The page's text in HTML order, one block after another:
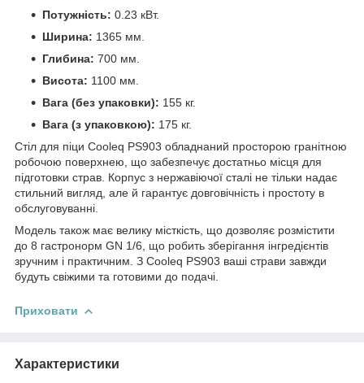
Потужність: 0.23 кВт.
Ширина: 1365 мм.
Глибина: 700 мм.
Висота: 1100 мм.
Вага (без упаковки): 155 кг.
Вага (з упаковкою): 175 кг.
Стіл для піци Cooleq PS903 обладнаний просторою гранітною
робочою поверхнею, що забезпечує достатньо місця для
підготовки страв. Корпус з нержавіючої сталі не тільки надає
стильний вигляд, але й гарантує довговічність і простоту в
обслуговуванні.
Модель також має велику місткість, що дозволяє розмістити
до 8 гастронорм GN 1/6, що робить зберігання інгредієнтів
зручним і практичним. З Cooleq PS903 ваші страви завжди
будуть свіжими та готовими до подачі.
Приховати
Характеристики